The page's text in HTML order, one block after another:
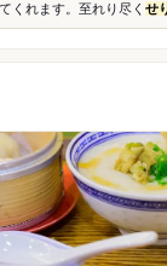
くれます。至れり尽く せ